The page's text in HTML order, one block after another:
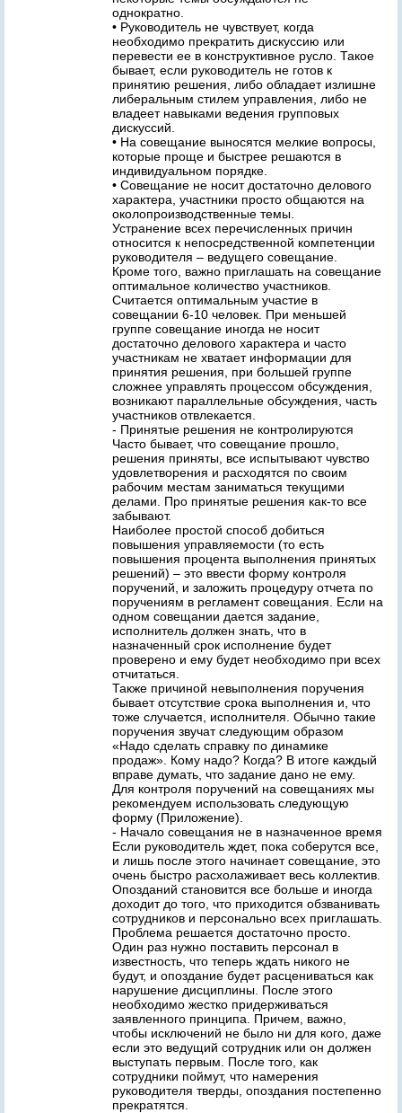
однократно.
• Руководитель не чувствует, когда
необходимо прекратить дискуссию или
перевести ее в конструктивное русло. Такое
бывает, если руководитель не готов к
принятию решения, либо обладает излишне
либеральным стилем управления, либо не
владеет навыками ведения групповых
дискуссий.
• На совещание выносятся мелкие вопросы,
которые проще и быстрее решаются в
индивидуальном порядке.
• Совещание не носит достаточно делового
характера, участники просто общаются на
околопроизводственные темы.
Устранение всех перечисленных причин
относится к непосредственной компетенции
руководителя – ведущего совещание.
Кроме того, важно приглашать на совещание
оптимальное количество участников.
Считается оптимальным участие в
совещании 6-10 человек. При меньшей
группе совещание иногда не носит
достаточно делового характера и часто
участникам не хватает информации для
принятия решения, при большей группе
сложнее управлять процессом обсуждения,
возникают параллельные обсуждения, часть
участников отвлекается.
- Принятые решения не контролируются
Часто бывает, что совещание прошло,
решения приняты, все испытывают чувство
удовлетворения и расходятся по своим
рабочим местам заниматься текущими
делами. Про принятые решения как-то все
забывают.
Наиболее простой способ добиться
повышения управляемости (то есть
повышения процента выполнения принятых
решений) – это ввести форму контроля
поручений, и заложить процедуру отчета по
поручениям в регламент совещания. Если на
одном совещании дается задание,
исполнитель должен знать, что в
назначенный срок исполнение будет
проверено и ему будет необходимо при всех
отчитаться.
Также причиной невыполнения поручения
бывает отсутствие срока выполнения и, что
тоже случается, исполнителя. Обычно такие
поручения звучат следующим образом
«Надо сделать справку по динамике
продаж». Кому надо? Когда? В итоге каждый
вправе думать, что задание дано не ему.
Для контроля поручений на совещаниях мы
рекомендуем использовать следующую
форму (Приложение).
- Начало совещания не в назначенное время
Если руководитель ждет, пока соберутся все,
и лишь после этого начинает совещание, это
очень быстро расхолаживает весь коллектив.
Опозданий становится все больше и иногда
доходит до того, что приходится обзванивать
сотрудников и персонально всех приглашать.
Проблема решается достаточно просто.
Один раз нужно поставить персонал в
известность, что теперь ждать никого не
будут, и опоздание будет расцениваться как
нарушение дисциплины. После этого
необходимо жестко придерживаться
заявленного принципа. Причем, важно,
чтобы исключений не было ни для кого, даже
если это ведущий сотрудник или он должен
выступать первым. После того, как
сотрудники поймут, что намерения
руководителя тверды, опоздания постепенно
прекратятся.